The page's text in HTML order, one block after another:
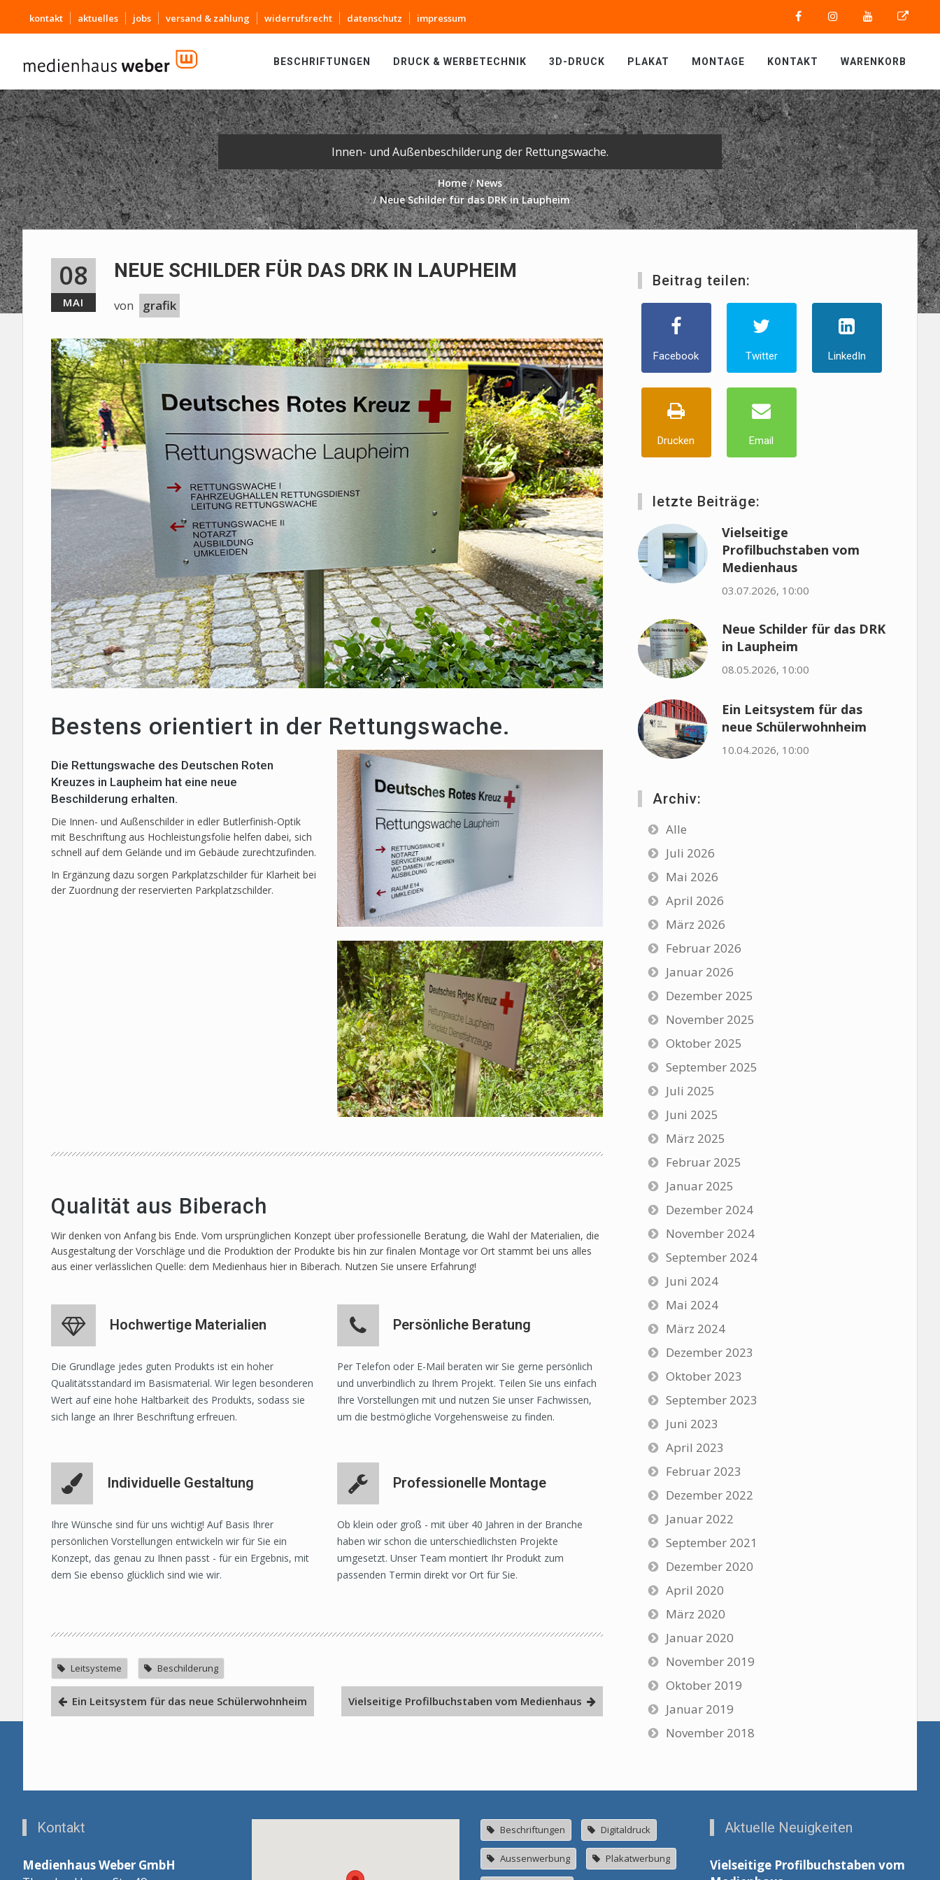
kontakt aktuelles jobs versand & zahlung widerrufsrecht datenschutz impressum
BESCHRIFTUNGEN DRUCK & WERBETECHNIK 3D-DRUCK PLAKAT MONTAGE KONTAKT WARENKORB
Innen- und Außenbeschilderung der Rettungswache.
Home
News
Neue Schilder für das DRK in Laupheim
08
MAI
NEUE SCHILDER FÜR DAS DRK IN LAUPHEIM
von grafik
Bestens orientiert in der Rettungswache.
Die Rettungswache des Deutschen Roten
Kreuzes in Laupheim hat eine neue
Beschilderung erhalten.
Die Innen- und Außenschilder in edler Butlerfinish-Optik
mit Beschriftung aus Hochleistungsfolie helfen dabei, sich
schnell auf dem Gelände und im Gebäude zurechtzufinden.
In Ergänzung dazu sorgen Parkplatzschilder für Klarheit bei
der Zuordnung der reservierten Parkplatzschilder.
Qualität aus Biberach
Wir denken von Anfang bis Ende. Vom ursprünglichen Konzept über professionelle Beratung, die Wahl der Materialien, die
Ausgestaltung der Vorschläge und die Produktion der Produkte bis hin zur finalen Montage vor Ort stammt bei uns alles
aus einer verlässlichen Quelle: dem Medienhaus hier in Biberach. Nutzen Sie unsere Erfahrung!
Hochwertige Materialien
Die Grundlage jedes guten Produkts ist ein hoher
Qualitätsstandard im Basismaterial. Wir legen besonderen
Wert auf eine hohe Haltbarkeit des Produkts, sodass sie
sich lange an Ihrer Beschriftung erfreuen.
Persönliche Beratung
Per Telefon oder E-Mail beraten wir Sie gerne persönlich
und unverbindlich zu Ihrem Projekt. Teilen Sie uns einfach
Ihre Vorstellungen mit und nutzen Sie unser Fachwissen,
um die bestmögliche Vorgehensweise zu finden.
Individuelle Gestaltung
Ihre Wünsche sind für uns wichtig! Auf Basis Ihrer
persönlichen Vorstellungen entwickeln wir für Sie ein
Konzept, das genau zu Ihnen passt - für ein Ergebnis, mit
dem Sie ebenso glücklich sind wie wir.
Professionelle Montage
Ob klein oder groß - mit über 40 Jahren in der Branche
haben wir schon die unterschiedlichsten Projekte
umgesetzt. Unser Team montiert Ihr Produkt zum
passenden Termin direkt vor Ort für Sie.
Leitsysteme Beschilderung
Ein Leitsystem für das neue Schülerwohnheim Vielseitige Profilbuchstaben vom Medienhaus
Beitrag teilen:
Facebook Twitter LinkedIn
Drucken Email
letzte Beiträge:
Vielseitige
Profilbuchstaben vom
Medienhaus
03.07.2026, 10:00
Neue Schilder für das DRK
in Laupheim
08.05.2026, 10:00
Ein Leitsystem für das
neue Schülerwohnheim
10.04.2026, 10:00
Archiv:
Alle
Juli 2026
Mai 2026
April 2026
März 2026
Februar 2026
Januar 2026
Dezember 2025
November 2025
Oktober 2025
September 2025
Juli 2025
Juni 2025
März 2025
Februar 2025
Januar 2025
Dezember 2024
November 2024
September 2024
Juni 2024
Mai 2024
März 2024
Dezember 2023
Oktober 2023
September 2023
Juni 2023
April 2023
Februar 2023
Dezember 2022
Januar 2022
September 2021
Dezember 2020
April 2020
März 2020
Januar 2020
November 2019
Oktober 2019
Januar 2019
November 2018
Kontakt
Medienhaus Weber GmbH
Beschriftungen Digitaldruck
Aussenwerbung Plakatwerbung
Aktuelle Neuigkeiten
Vielseitige Profilbuchstaben vom